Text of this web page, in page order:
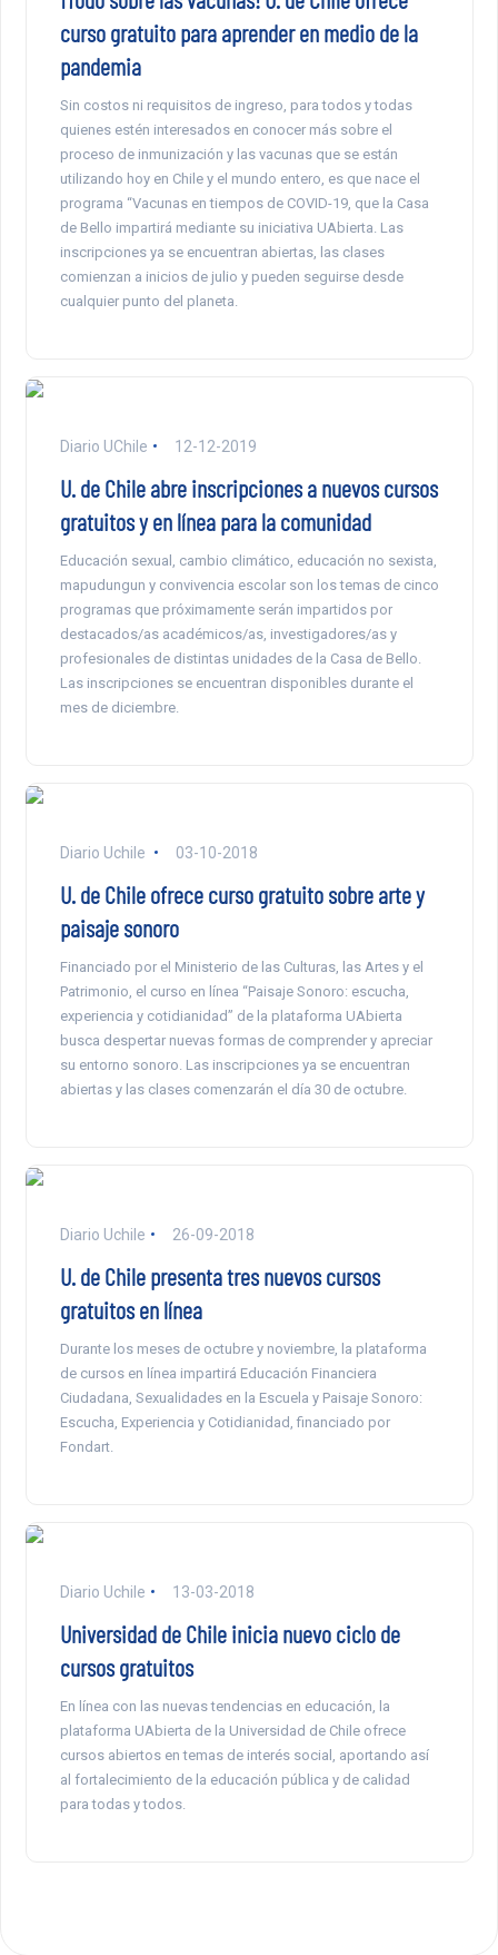
curso gratuito para aprender en medio de la
pandemia
Sin costos ni requisitos de ingreso, para todos y todas
quienes estén interesados en conocer más sobre el
proceso de inmunización y las vacunas que se están
utilizando hoy en Chile y el mundo entero, es que nace el
programa “Vacunas en tiempos de COVID-19, que la Casa
de Bello impartirá mediante su iniciativa UAbierta. Las
inscripciones ya se encuentran abiertas, las clases
comienzan a inicios de julio y pueden seguirse desde
cualquier punto del planeta.
Diario UChile 12-12-2019
U. de Chile abre inscripciones a nuevos cursos
gratuitos y en línea para la comunidad
Educación sexual, cambio climático, educación no sexista,
mapudungun y convivencia escolar son los temas de cinco
programas que próximamente serán impartidos por
destacados/as académicos/as, investigadores/as y
profesionales de distintas unidades de la Casa de Bello.
Las inscripciones se encuentran disponibles durante el
mes de diciembre.
Diario Uchile 03-10-2018
U. de Chile ofrece curso gratuito sobre arte y
paisaje sonoro
Financiado por el Ministerio de las Culturas, las Artes y el
Patrimonio, el curso en línea “Paisaje Sonoro: escucha,
experiencia y cotidianidad” de la plataforma UAbierta
busca despertar nuevas formas de comprender y apreciar
su entorno sonoro. Las inscripciones ya se encuentran
abiertas y las clases comenzarán el día 30 de octubre.
Diario Uchile 26-09-2018
U. de Chile presenta tres nuevos cursos
gratuitos en línea
Durante los meses de octubre y noviembre, la plataforma
de cursos en línea impartirá Educación Financiera
Ciudadana, Sexualidades en la Escuela y Paisaje Sonoro:
Escucha, Experiencia y Cotidianidad, financiado por
Fondart.
Diario Uchile 13-03-2018
Universidad de Chile inicia nuevo ciclo de
cursos gratuitos
En línea con las nuevas tendencias en educación, la
plataforma UAbierta de la Universidad de Chile ofrece
cursos abiertos en temas de interés social, aportando así
al fortalecimiento de la educación pública y de calidad
para todas y todos.